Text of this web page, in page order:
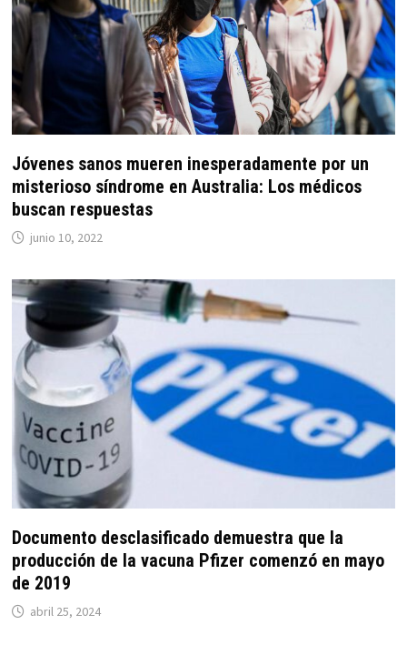
Jóvenes sanos mueren inesperadamente por un
misterioso síndrome en Australia: Los médicos
buscan respuestas
junio 10, 2022
Documento desclasificado demuestra que la
producción de la vacuna Pfizer comenzó en mayo
de 2019
abril 25, 2024